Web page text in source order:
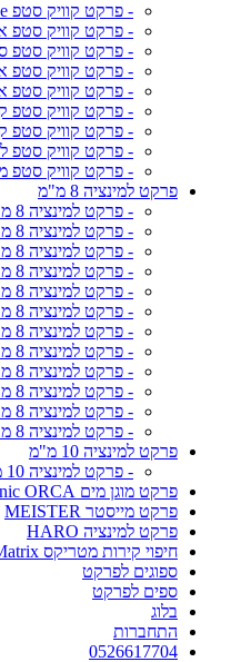
- פרקט קוויק סטפ Muse
- פרקט קוויק סטפ
- פרקט קוויק סטפ
- פרקט קוויק סטפ
- פרקט קוויק סטפ
- פרקט קוויק סטפ
- פרקט קוויק סטפ
- פרקט קוויק סטפ
- פרקט קוויק סטפ
פרקט למינציה 8 מ"מ
- פרקט למינציה 8 מ"מ SWISS KRONO
- פרקט למינציה 8 מ"מ נקסט סטפ
- פרקט למינציה 8 מ"מ GENESIS
- פרקט למינציה 8 מ"מ SWISS KRONO רחב
- פרקט למינציה 8 מ"מ יורוהום
- פרקט למינציה 8 מ"מ סופר נטורל
- פרקט למינציה 8 מ"מ Classen
- פרקט למינציה 8 מ"מ סינכרום
- פרקט למינציה 8 מ"מ ואריו
- פרקט למינציה 8 מ"מ art floor
- פרקט למינציה 8 מ"מ קסטלו
- פרקט למינציה 8 מ"מ MGM
פרקט למינציה 10 מ"מ
- פרקט למינציה 10 מ"מ אלטיטיוד פלוס
פרקט מוגן מים Organic ORCA
פרקט מייסטר MEISTER
פרקט למינציה HARO
חיפוי קירות מטריקס Matrix
ספוגים לפרקט
ספים לפרקט
בלוג
התחברות
0526617704